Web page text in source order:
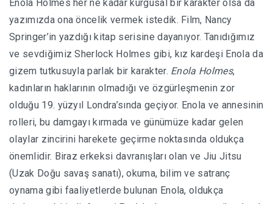
Enola Holmes her ne kadar kurgusal bir karakter olsa da
yazımızda ona öncelik vermek istedik. Film, Nancy
Springer’in yazdığı kitap serisine dayanıyor. Tanıdığımız
ve sevdiğimiz Sherlock Holmes gibi, kız kardeşi Enola da
gizem tutkusuyla parlak bir karakter. Enola Holmes,
kadınların haklarının olmadığı ve özgürleşmenin zor
olduğu 19. yüzyıl Londra’sında geçiyor. Enola ve annesinin
rolleri, bu damgayı kırmada ve günümüze kadar gelen
olaylar zincirini harekete geçirme noktasında oldukça
önemlidir. Biraz erkeksi davranışları olan ve Jiu Jitsu
(Uzak Doğu savaş sanatı), okuma, bilim ve satranç
oynama gibi faaliyetlerde bulunan Enola, oldukça